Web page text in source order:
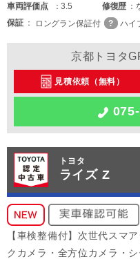
車両評価点 3.5 修復歴
保証
ロングラン保証付 ハイ
京都トヨタ
見積依頼（無料）
トヨタ
ライズ Z
【車検整備付】次世代スマ
クカメラ・全方位カメラ・